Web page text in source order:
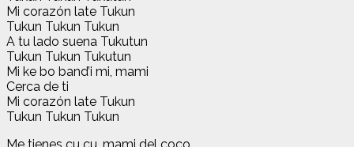
Mi corazón late Tukun
Tukun Tukun Tukun
A tu lado suena Tukutun
Tukun Tukun Tukutun
Mi ke bo band’i mi, mami
Cerca de ti
Mi corazón late Tukun
Tukun Tukun Tukun
Me tienes cu cu, mami del coco